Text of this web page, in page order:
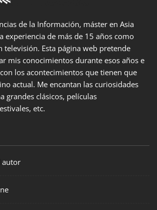
de la Información, máster en Asia
experiencia de más de 15 años como
televisión. Esta página web pretende
mis conocimientos durante esos años e
los acontecimientos que tienen que
actual. Me encantan las curiosidades
grandes clásicos, películas
etc.
autor